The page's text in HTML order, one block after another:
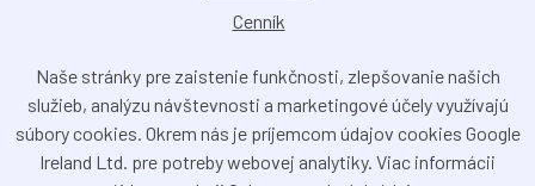
Cenník
Naše stránky pre zaistenie funkčnosti, zlepšovanie našich
služieb, analýzu návštevnosti a marketingové účely využívajú
súbory cookies. Okrem nás je príjemcom údajov cookies Google
Ireland Ltd. pre potreby webovej analytiky. Viac informácii